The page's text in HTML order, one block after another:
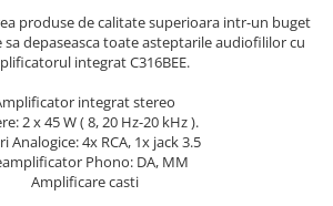
produse de calitate superioara intr-un buget
sa depaseasca toate asteptarile audiofililor cu
integrat C316BEE.
integrat stereo
2 x 45 W ( 8, 20 Hz-20 kHz ).
Analogice: 4x RCA, 1x jack 3.5
Phono: DA, MM
Amplificare casti